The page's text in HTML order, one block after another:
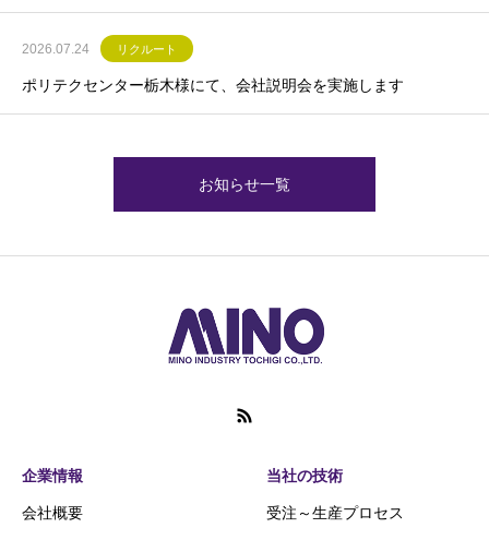
2026.07.24 リクルート
ポリテクセンター栃木様にて、会社説明会を実施します
お知らせ一覧
企業情報
会社概要
当社の技術
受注～生産プロセス